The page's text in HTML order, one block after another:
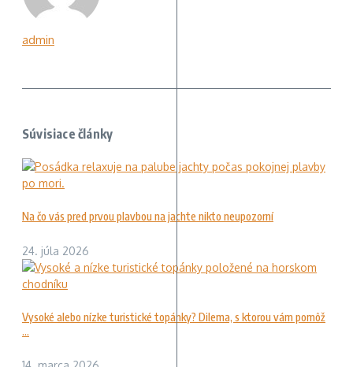
admin
Súvisiace články
Na čo vás pred prvou plavbou na jachte nikto neupozorní
24. júla 2026
Vysoké alebo nízke turistické topánky? Dilema, s ktorou vám pomôž
...